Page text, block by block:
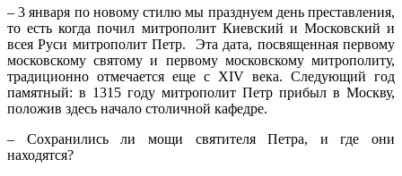
– 3 января по новому стилю мы празднуем день преставления,
то есть когда почил митрополит Киевский и Московский и
всея Руси митрополит Петр. Эта дата, посвященная первому
московскому святому и первому московскому митрополиту,
традиционно отмечается еще с XIV века. Следующий год
памятный: в 1315 году митрополит Петр прибыл в Москву,
положив здесь начало столичной кафедре.
– Сохранились ли мощи святителя Петра, и где они
находятся?